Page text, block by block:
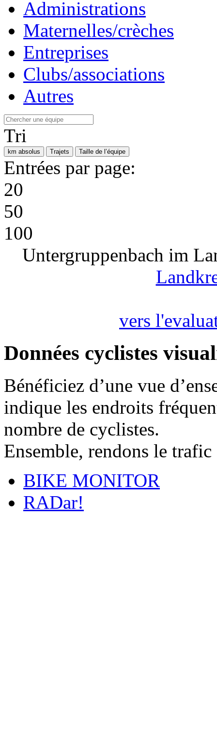
Administrations
Maternelles/crèches
Entreprises
Clubs/associations
Autres
Tri
km absolus Trajets Taille de l’équipe
Entrées par page:
20
50
100
Untergruppenbach im
vers
Données cyclistes
Bénéficiez d’une vue
indique les endroits
nombre de cyclistes.
Ensemble, rendons le
BIKE MONITOR
RADar!